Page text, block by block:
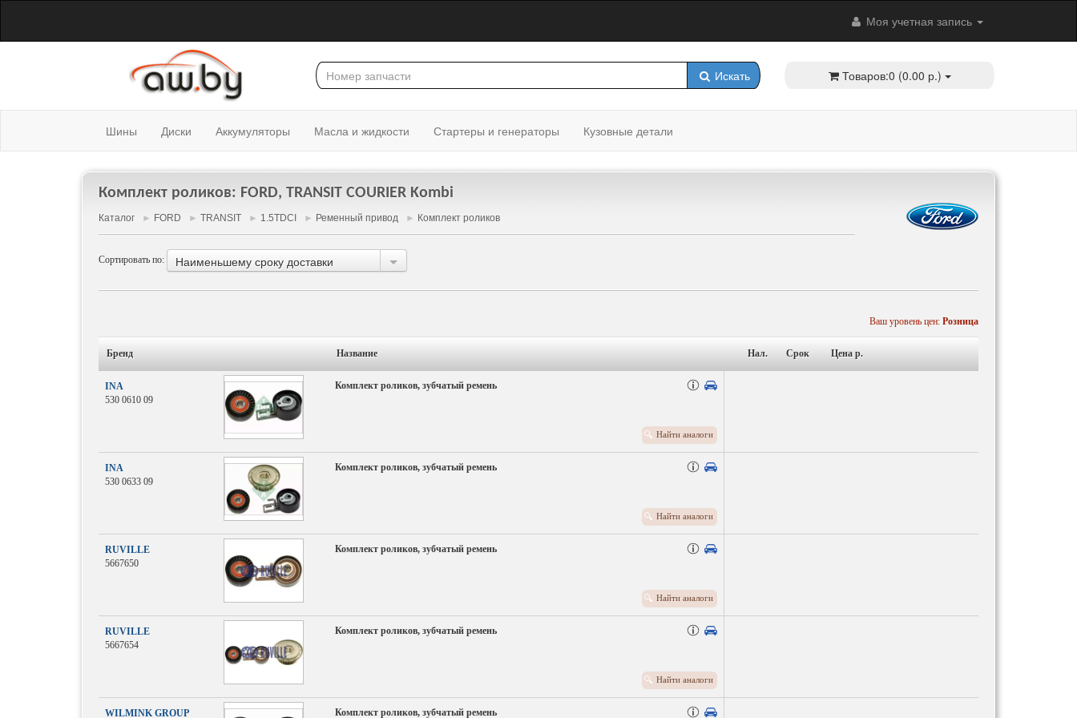
Моя учетная запись
Искать Товаров:0 (0.00 р.)
Шины Диски Аккумуляторы Масла и жидкости Стартеры и генераторы Кузовные детали
Комплект роликов: FORD, TRANSIT COURIER Kombi
Каталог ► FORD ► TRANSIT ► 1.5TDCI ► Ременный привод ► Комплект роликов
Сортировать по: Наименьшему сроку доставки
Ваш уровень цен: Розница
Бренд Название Нал. Срок Цена p.
INA
530 0610 09
Комплект роликов, зубчатый ремень
Найти аналоги
INA
530 0633 09
Комплект роликов, зубчатый ремень
Найти аналоги
RUVILLE
5667650
Комплект роликов, зубчатый ремень
Найти аналоги
RUVILLE
5667654
Комплект роликов, зубчатый ремень
Найти аналоги
WILMINK GROUP Комплект роликов, зубчатый ремень